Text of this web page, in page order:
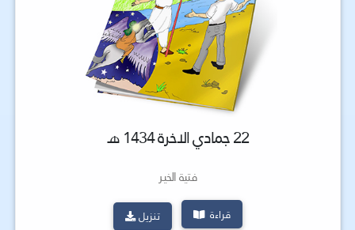
22 جمادي الاخرة 1434 هـ
فتية الخير
قراءة تنزيل